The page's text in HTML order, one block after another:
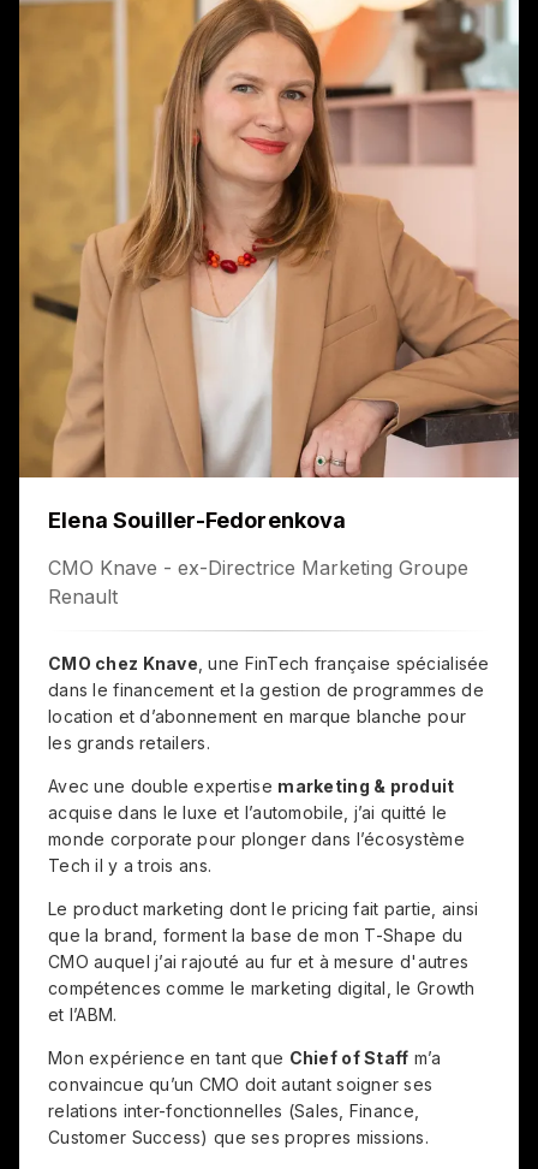
Elena Souiller-Fedorenkova
CMO Knave - ex-Directrice Marketing Groupe
Renault
CMO chez Knave, une FinTech française spécialisée
dans le financement et la gestion de programmes de
location et d’abonnement en marque blanche pour
les grands retailers.
Avec une double expertise marketing & produit
acquise dans le luxe et l’automobile, j’ai quitté le
monde corporate pour plonger dans l’écosystème
Tech il y a trois ans.
Le product marketing dont le pricing fait partie, ainsi
que la brand, forment la base de mon T-Shape du
CMO auquel j’ai rajouté au fur et à mesure d'autres
compétences comme le marketing digital, le Growth
et l’ABM.
Mon expérience en tant que Chief of Staff m’a
convaincue qu’un CMO doit autant soigner ses
relations inter-fonctionnelles (Sales, Finance,
Customer Success) que ses propres missions.